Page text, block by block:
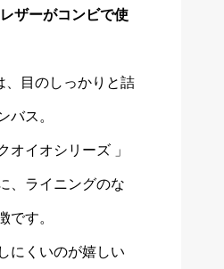
ザーがコンビで使
、目のしっかりと詰
バス。
オイオシリーズ 」
、ライニングのな
です。
にくいのが嬉しい